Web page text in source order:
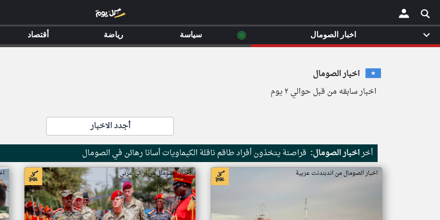
×
اخبار الصومال
اخبار سابقه من قبل حوالي ٢ يوم
أجدد الاخبار
أخراخبار الصومال: قراصنة يتخذون أفراد طاقم ناقلة الكيماويات أسانا رهائن في الصومال
اخبار الصومال من اندبندنت عربية اخبار الصومال من ار تي عربي
اخبار الصومال ◉ سياسة رياضة أقتصاد